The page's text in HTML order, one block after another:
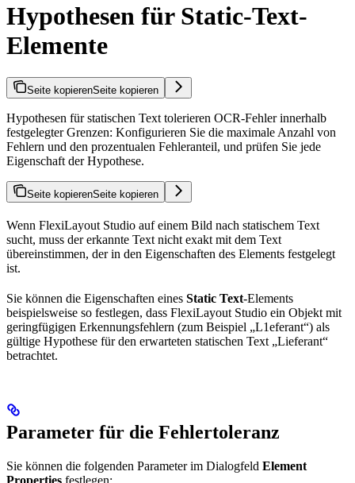
Hypothesen für Static-Text-
Elemente
Seite kopierenSeite kopieren
Hypothesen für statischen Text tolerieren OCR-Fehler innerhalb
festgelegter Grenzen: Konfigurieren Sie die maximale Anzahl von
Fehlern und den prozentualen Fehleranteil, und prüfen Sie jede
Eigenschaft der Hypothese.
Seite kopierenSeite kopieren
Wenn FlexiLayout Studio auf einem Bild nach statischem Text
sucht, muss der erkannte Text nicht exakt mit dem Text
übereinstimmen, der in den Eigenschaften des Elements festgelegt
ist.
Sie können die Eigenschaften eines Static Text-Elements
beispielsweise so festlegen, dass FlexiLayout Studio ein Objekt mit
geringfügigen Erkennungsfehlern (zum Beispiel „L1eferant“) als
gültige Hypothese für den erwarteten statischen Text „Lieferant“
betrachtet.
Parameter für die Fehlertoleranz
Sie können die folgenden Parameter im Dialogfeld Element